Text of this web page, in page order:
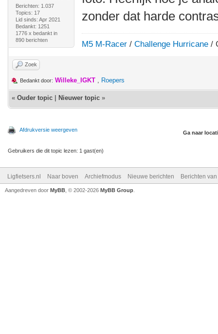
Berichten: 1.037
Topics: 17
Lid sinds: Apr 2021
Bedankt: 1251
1776 x bedankt in
890 berichten
zonder dat harde
M5 M-Racer /Challenge Hurricane /
Zoek
Bedankt door: Willeke_IGKT , Roepers
« Ouder topic Nieuwer topic »
Afdrukversie weergeven Ga naar
Gebruikers die dit topic lezen: 1 gast(en)
Ligfietsers.nl Naar boven Archiefmodus Nieuwe berichten Berichten
Aangedreven door MyBB , © 2002-2026 MyBB Group